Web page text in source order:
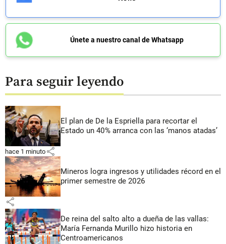
Únete a nuestro canal de Whatsapp
Para seguir leyendo
El plan de De la Espriella para recortar el
Estado un 40% arranca con las ‘manos atadas’
hace 1 minuto share
Mineros logra ingresos y utilidades récord en el
primer semestre de 2026
share
De reina del salto alto a dueña de las vallas:
María Fernanda Murillo hizo historia en
Centroamericanos